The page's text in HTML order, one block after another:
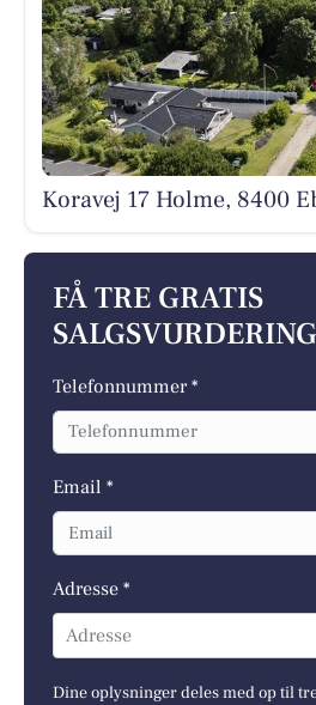
Koravej 17 Holme, 8400
FÅ TRE GRATIS
Telefonnummer *
Email *
Adresse *
Adresse
Dine oplysninger deles med op til